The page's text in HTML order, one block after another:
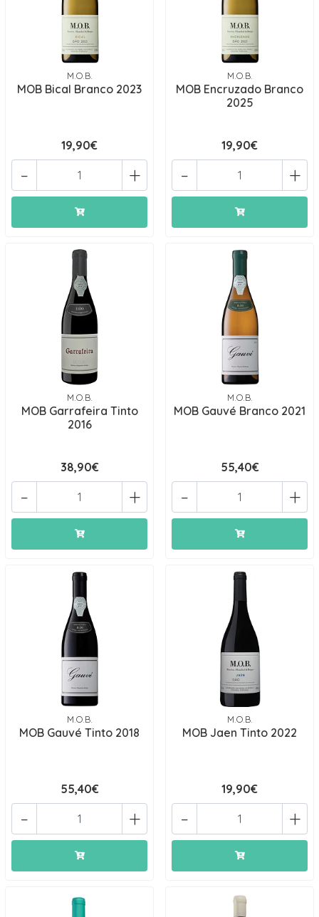
M.O.B.
MOB Bical Branco 2023
19,90€
+
-
M.O.B.
MOB Encruzado Branco
2025
19,90€
+
-
M.O.B.
MOB Garrafeira Tinto
2016
38,90€
+
-
M.O.B.
MOB Gauvé Branco 2021
55,40€
+
-
M.O.B.
MOB Gauvé Tinto 2018
55,40€
+
-
M.O.B.
MOB Jaen Tinto 2022
19,90€
+
-